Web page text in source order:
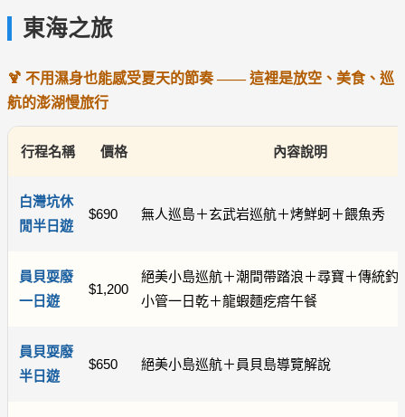
東海之旅
🍹 不用濕身也能感受夏天的節奏 —— 這裡是放空、美食、巡
航的澎湖慢旅行
行程名稱 價格 內容說明
白灣坑休
閒半日遊
$690 無人巡島＋玄武岩巡航＋烤鮮蚵＋餵魚秀
員貝耍廢
一日遊
$1,200
絕美小島巡航＋潮間帶踏浪＋尋寶＋傳統釣
小管一日乾＋龍蝦麵疙瘩午餐
員貝耍廢
半日遊
$650 絕美小島巡航＋員貝島導覽解說